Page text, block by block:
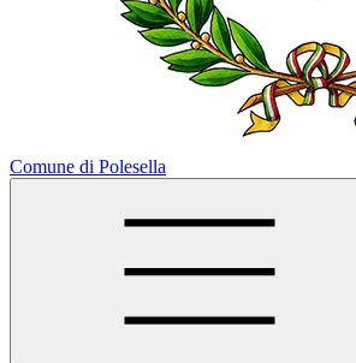
Comune di Polesella